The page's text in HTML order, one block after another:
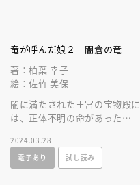
竜が呼んだ娘２ 闇倉の竜
著：柏葉 幸子
絵：佐竹 美保
闇に満たされた王宮の宝物殿に
は、正体不明の命があった
柏葉幸子がおくる本格ハイファ
ンタジー第２巻！
2024.03.28
電子あり
試し読み